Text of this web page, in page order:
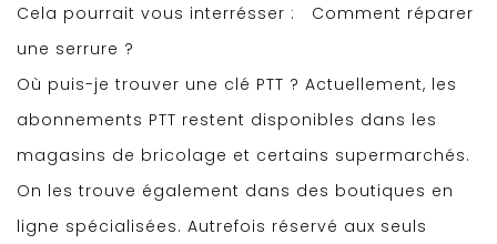
Cela pourrait vous interrésser :
Comment réparer
une serrure ?
Où puis-je trouver une clé PTT ? Actuellement, les
abonnements PTT restent disponibles dans les
magasins de bricolage et certains supermarchés.
On les trouve également dans des boutiques en
ligne spécialisées. Autrefois réservé aux seuls